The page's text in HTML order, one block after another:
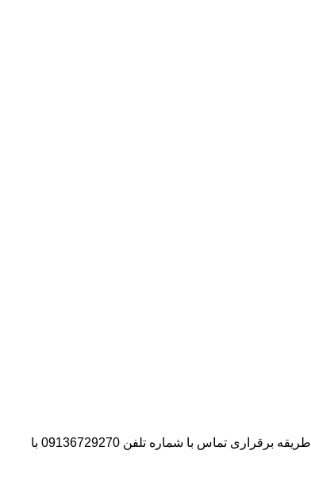
آدرس شرکت:استان تهران- شهر پیشوا- روبروی درب دانشگاه آزاد واحد ورامین – پیشوا – خیابان سروستان- انتهای کوچه سروستان نهم – پلاک 44- طریقه برقراری تماس با شماره تلفن 09136729270 با